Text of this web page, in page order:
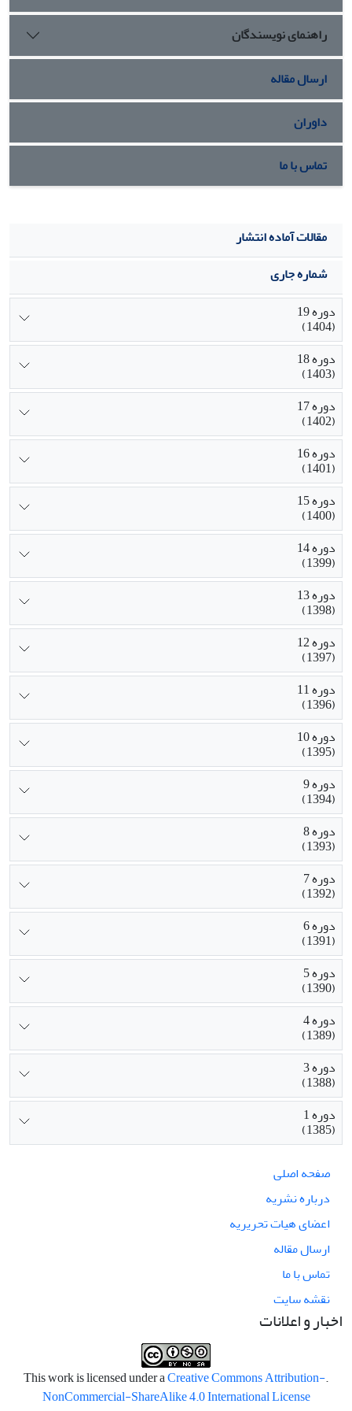
مطالعه، کاهش نابرابری در مرده‌زایی، با در نظر گرفتن تلاقی
نابرابری‌ها، به جای در نظرگرفتن محورهای منفرد نابرابری است.
راهنمای نویسندگان
ارسال مقاله
داوران
تماس با ما
مقالات آماده انتشار
شماره جاری
دوره 19
(1404)
دوره 18
(1403)
دوره 17
(1402)
دوره 16
(1401)
دوره 15
(1400)
دوره 14
(1399)
دوره 13
(1398)
دوره 12
(1397)
دوره 11
(1396)
دوره 10
(1395)
دوره 9
(1394)
دوره 8
(1393)
دوره 7
(1392)
دوره 6
(1391)
دوره 5
(1390)
دوره 4
(1389)
دوره 3
(1388)
دوره 1
(1385)
صفحه اصلی
درباره نشریه
اعضای هیات تحریریه
ارسال مقاله
تماس با ما
نقشه سایت
اخبار و اعلانات
.This work is licensed under a
Creative Commons Attribution-
NonCommercial-ShareAlike 4.0 International License